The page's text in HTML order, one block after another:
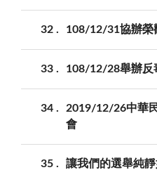
32 108/12/31協辦榮
33 108/12/28舉辦反
34
2019/12/26中華
會
35
讓我們的選舉純